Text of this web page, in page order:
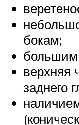
бокам;
большим
верхняя
заднего